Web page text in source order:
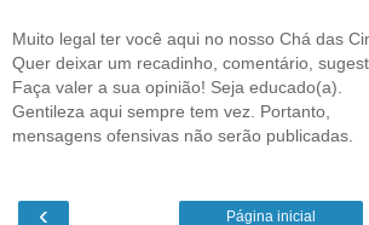
Muito legal ter você aqui no nosso Chá das
Quer deixar um recadinho, comentário,
Faça valer a sua opinião! Seja educado(a).
Gentileza aqui sempre tem vez. Portanto,
mensagens ofensivas não serão publicadas.
‹ Página inicial